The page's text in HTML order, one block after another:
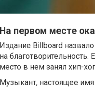
На первом месте
Издание Billboard
на
место в нем занял хип-
Музыкант, настоящее